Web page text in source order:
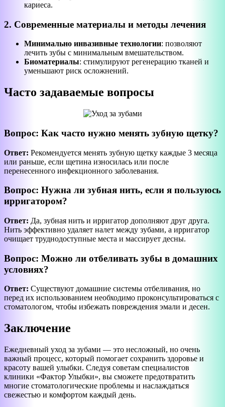
кариеса.
2. Современные материалы и методы лечения
Минимально инвазивные технологии: позволяют
лечить зубы с минимальным вмешательством.
Биоматериалы: стимулируют регенерацию тканей и
уменьшают риск осложнений.
Часто задаваемые вопросы
Вопрос: Как часто нужно менять зубную щетку?
Ответ: Рекомендуется менять зубную щетку каждые 3 месяца
или раньше, если щетина износилась или после
перенесенного инфекционного заболевания.
Вопрос: Нужна ли зубная нить, если я пользуюсь
ирригатором?
Ответ: Да, зубная нить и ирригатор дополняют друг друга.
Нить эффективно удаляет налет между зубами, а ирригатор
очищает труднодоступные места и массирует десны.
Вопрос: Можно ли отбеливать зубы в домашних
условиях?
Ответ: Существуют домашние системы отбеливания, но
перед их использованием необходимо проконсультироваться с
стоматологом, чтобы избежать повреждения эмали и десен.
Заключение
Ежедневный уход за зубами — это несложный, но очень
важный процесс, который помогает сохранить здоровье и
красоту вашей улыбки. Следуя советам специалистов
клиники «Фактор Улыбки», вы сможете предотвратить
многие стоматологические проблемы и наслаждаться
свежестью и комфортом каждый день.